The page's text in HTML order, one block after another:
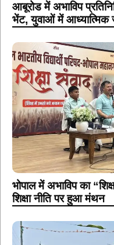
आबूरोड में अभाविप
भेंट, युवाओं में आध्यात्मिक
भोपाल में अभाविप का
शिक्षा नीति पर हुआ मंथन